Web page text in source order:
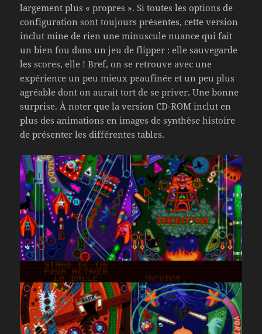
largement plus « propres ». Si toutes les options de
configuration sont toujours présentes, cette version
inclut mine de rien une minuscule nuance qui fait
un bien fou dans un jeu de flipper : elle sauvegarde
les scores, elle ! Bref, on se retrouve avec une
expérience un peu mieux peaufinée et un peu plus
agréable dont on aurait tort de se priver. Une bonne
surprise. À noter que la version CD-ROM inclut en
plus des animations en images de synthèse histoire
de présenter les différentes tables.